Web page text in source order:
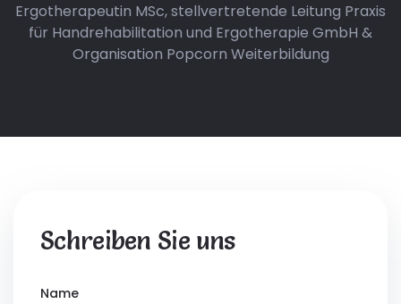
Ergotherapeutin MSc, stellvertretende Leitung Praxis
für Handrehabilitation und Ergotherapie GmbH &
Organisation Popcorn Weiterbildung
Schreiben Sie uns
Name